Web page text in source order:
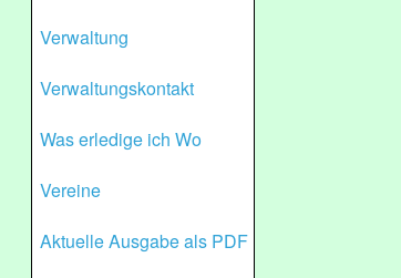
Verwaltung
Verwaltungskontakt
Was erledige ich Wo
Vereine
Aktuelle Ausgabe als PDF